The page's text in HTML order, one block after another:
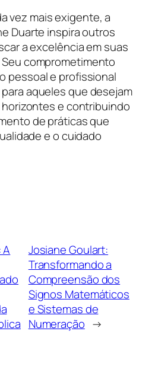
vez mais exigente, a
Duarte inspira outros
a excelência em suas
comprometimento
pessoal e profissional
aqueles que desejam
horizontes e contribuindo
de práticas que
e o cuidado
Josiane Goulart:
Transformando a
Compreensão dos
Signos Matemáticos
e Sistemas de
Numeração →